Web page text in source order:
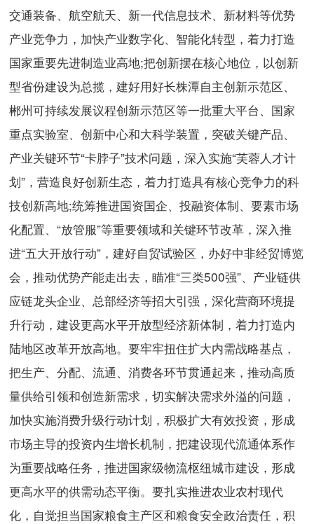
交通装备、航空航天、新一代信息技术、新材料等优势
产业竞争力，加快产业数字化、智能化转型，着力打造
国家重要先进制造业高地;把创新摆在核心地位，以创新
型省份建设为总揽，建好用好长株潭自主创新示范区、
郴州可持续发展议程创新示范区等一批重大平台、国家
重点实验室、创新中心和大科学装置，突破关键产品、
产业关键环节“卡脖子”技术问题，深入实施“芙蓉人才计
划”，营造良好创新生态，着力打造具有核心竞争力的科
技创新高地;统筹推进国资国企、投融资体制、要素市场
化配置、“放管服”等重要领域和关键环节改革，深入推
进“五大开放行动”，建好自贸试验区，办好中非经贸博览
会，推动优势产能走出去，瞄准“三类500强”、产业链供
应链龙头企业、总部经济等招大引强，深化营商环境提
升行动，建设更高水平开放型经济新体制，着力打造内
陆地区改革开放高地。要牢牢扭住扩大内需战略基点，
把生产、分配、流通、消费各环节贯通起来，推动高质
量供给引领和创造新需求，切实解决需求外溢的问题，
加快实施消费升级行动计划，积极扩大有效投资，形成
市场主导的投资内生增长机制，把建设现代流通体系作
为重要战略任务，推进国家级物流枢纽城市建设，形成
更高水平的供需动态平衡。要扎实推进农业农村现代
化，自觉担当国家粮食主产区和粮食安全政治责任，积